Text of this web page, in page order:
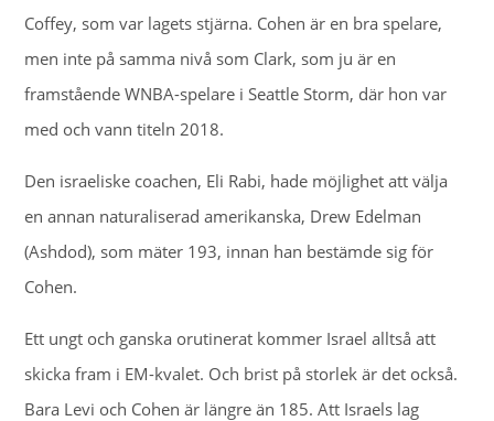
Coffey, som var lagets stjärna. Cohen är en bra spelare,
men inte på samma nivå som Clark, som ju är en
framstående WNBA-spelare i Seattle Storm, där hon var
med och vann titeln 2018.
Den israeliske coachen, Eli Rabi, hade möjlighet att välja
en annan naturaliserad amerikanska, Drew Edelman
(Ashdod), som mäter 193, innan han bestämde sig för
Cohen.
Ett ungt och ganska orutinerat kommer Israel alltså att
skicka fram i EM-kvalet. Och brist på storlek är det också.
Bara Levi och Cohen är längre än 185. Att Israels lag